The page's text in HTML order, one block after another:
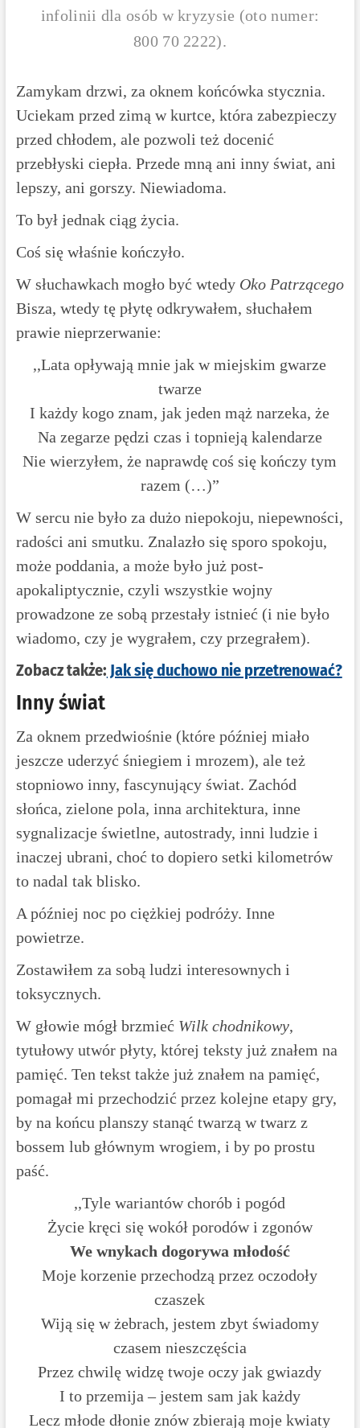
infolinii dla osób w kryzysie (oto numer:
800 70 2222).
Zamykam drzwi, za oknem końcówka stycznia.
Uciekam przed zimą w kurtce, która zabezpieczy
przed chłodem, ale pozwoli też docenić
przebłyski ciepła. Przede mną ani inny świat, ani
lepszy, ani gorszy. Niewiadoma.
To był jednak ciąg życia.
Coś się właśnie kończyło.
W słuchawkach mogło być wtedy Oko Patrzącego
Bisza, wtedy tę płytę odkrywałem, słuchałem
prawie nieprzerwanie:
,,Lata opływają mnie jak w miejskim gwarze
twarze
I każdy kogo znam, jak jeden mąż narzeka, że
Na zegarze pędzi czas i topnieją kalendarze
Nie wierzyłem, że naprawdę coś się kończy tym
razem (…)”
W sercu nie było za dużo niepokoju, niepewności,
radości ani smutku. Znalazło się sporo spokoju,
może poddania, a może było już post-
apokaliptycznie, czyli wszystkie wojny
prowadzone ze sobą przestały istnieć (i nie było
wiadomo, czy je wygrałem, czy przegrałem).
Zobacz także: Jak się duchowo nie przetrenować?
Inny świat
Za oknem przedwiośnie (które później miało
jeszcze uderzyć śniegiem i mrozem), ale też
stopniowo inny, fascynujący świat. Zachód
słońca, zielone pola, inna architektura, inne
sygnalizacje świetlne, autostrady, inni ludzie i
inaczej ubrani, choć to dopiero setki kilometrów
to nadal tak blisko.
A później noc po ciężkiej podróży. Inne
powietrze.
Zostawiłem za sobą ludzi interesownych i
toksycznych.
W głowie mógł brzmieć Wilk chodnikowy,
tytułowy utwór płyty, której teksty już znałem na
pamięć. Ten tekst także już znałem na pamięć,
pomagał mi przechodzić przez kolejne etapy gry,
by na końcu planszy stanąć twarzą w twarz z
bossem lub głównym wrogiem, i by po prostu
paść.
,,Tyle wariantów chorób i pogód
Życie kręci się wokół porodów i zgonów
We wnykach dogorywa młodość
Moje korzenie przechodzą przez oczodoły
czaszek
Wiją się w żebrach, jestem zbyt świadomy
czasem nieszczęścia
Przez chwilę widzę twoje oczy jak gwiazdy
I to przemija – jestem sam jak każdy
Lecz młode dłonie znów zbierają moje kwiaty